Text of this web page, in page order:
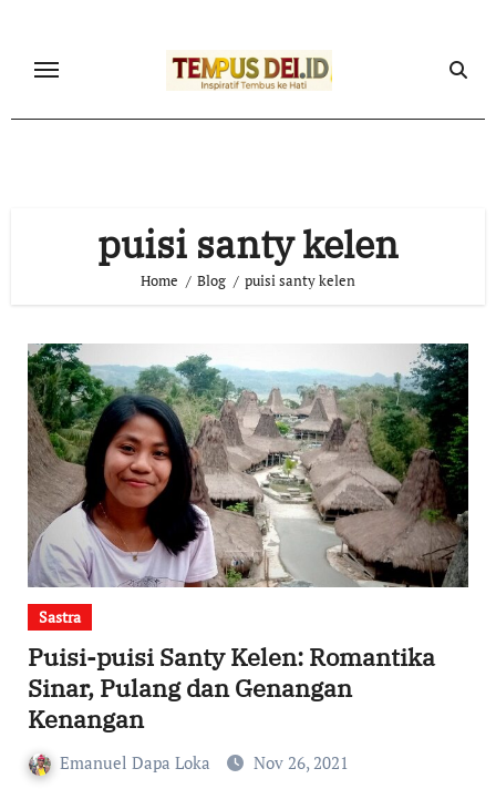
content
puisi santy kelen
Home Blog puisi santy kelen
Sastra
Puisi-puisi Santy Kelen: Romantika
Sinar, Pulang dan Genangan
Kenangan
Emanuel Dapa Loka Nov 26, 2021